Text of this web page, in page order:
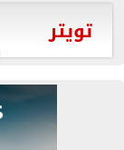
تويتر